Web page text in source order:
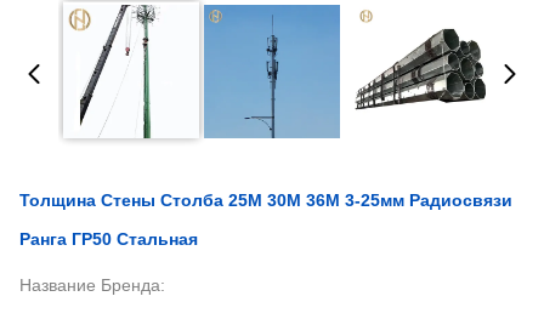
Толщина Стены Столба 25М 30М 36М 3-25мм Радиосвязи
Ранга ГР50 Стальная
Название Бренда: